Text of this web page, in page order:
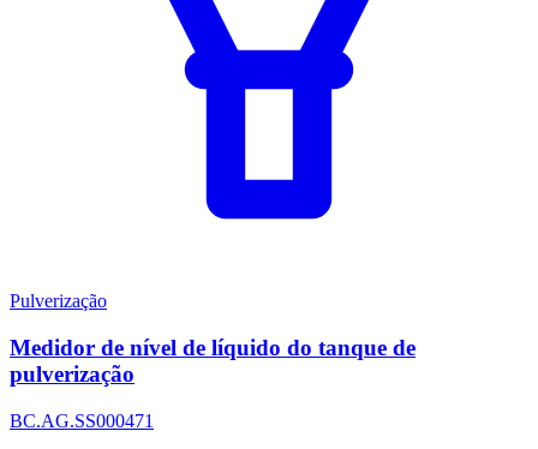
Pulverização
Medidor de nível de líquido do tanque de
pulverização
BC.AG.SS000471